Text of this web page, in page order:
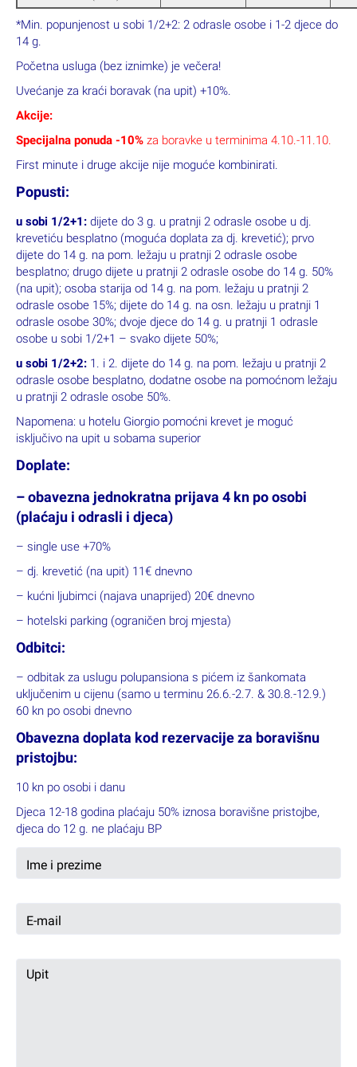
*Min. popunjenost u sobi 1/2+2: 2 odrasle osobe i 1-2 djece do
14 g.
Početna usluga (bez iznimke) je večera!
Uvećanje za kraći boravak (na upit) +10%.
Akcije:
Specijalna ponuda -10% za boravke u terminima 4.10.-11.10.
First minute i druge akcije nije moguće kombinirati.
Popusti:
u sobi 1/2+1: dijete do 3 g. u pratnji 2 odrasle osobe u dj.
krevetiću besplatno (moguća doplata za dj. krevetić); prvo
dijete do 14 g. na pom. ležaju u pratnji 2 odrasle osobe
besplatno; drugo dijete u pratnji 2 odrasle osobe do 14 g. 50%
(na upit); osoba starija od 14 g. na pom. ležaju u pratnji 2
odrasle osobe 15%; dijete do 14 g. na osn. ležaju u pratnji 1
odrasle osobe 30%; dvoje djece do 14 g. u pratnji 1 odrasle
osobe u sobi 1/2+1 – svako dijete 50%;
u sobi 1/2+2: 1. i 2. dijete do 14 g. na pom. ležaju u pratnji 2
odrasle osobe besplatno, dodatne osobe na pomoćnom ležaju
u pratnji 2 odrasle osobe 50%.
Napomena: u hotelu Giorgio pomoćni krevet je moguć
isključivo na upit u sobama superior
Doplate:
– obavezna jednokratna prijava 4 kn po osobi
(plaćaju i odrasli i djeca)
– single use +70%
– dj. krevetić (na upit) 11€ dnevno
– kućni ljubimci (najava unaprijed) 20€ dnevno
– hotelski parking (ograničen broj mjesta)
Odbitci:
– odbitak za uslugu polupansiona s pićem iz šankomata
uključenim u cijenu (samo u terminu 26.6.-2.7. & 30.8.-12.9.)
60 kn po osobi dnevno
Obavezna doplata kod rezervacije za boravišnu
pristojbu:
10 kn po osobi i danu
Djeca 12-18 godina plaćaju 50% iznosa boravišne pristojbe,
djeca do 12 g. ne plaćaju BP